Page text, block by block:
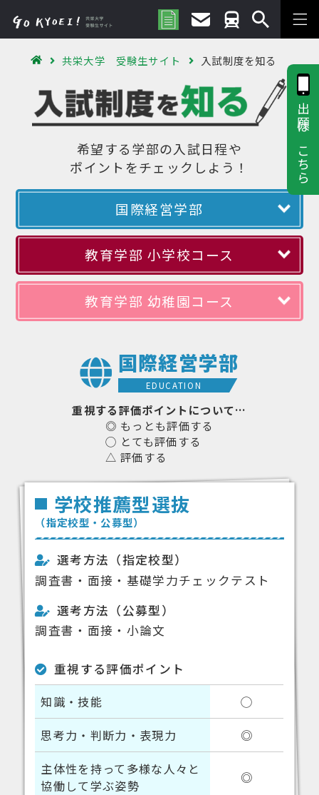
共栄大学 受験生サイト 入試制度を知る
出願はこちら
希望する学部の入試日程や
ポイントをチェックしよう！
国際経営学部
教育学部 小学校コース
教育学部 幼稚園コース
国際経営学部
EDUCATION
重視する評価ポイントについて…
◎ もっとも評価する
◯ とても評価する
△ 評価する
学校推薦型選抜
（指定校型・公募型）
選考方法（指定校型）
調査書・面接・基礎学力チェックテスト
選考方法（公募型）
調査書・面接・小論文
重視する評価ポイント
知識・技能
◯
思考力・判断力・表現力
◎
主体性を持って多様な人々と
協働して学ぶ姿勢
◎